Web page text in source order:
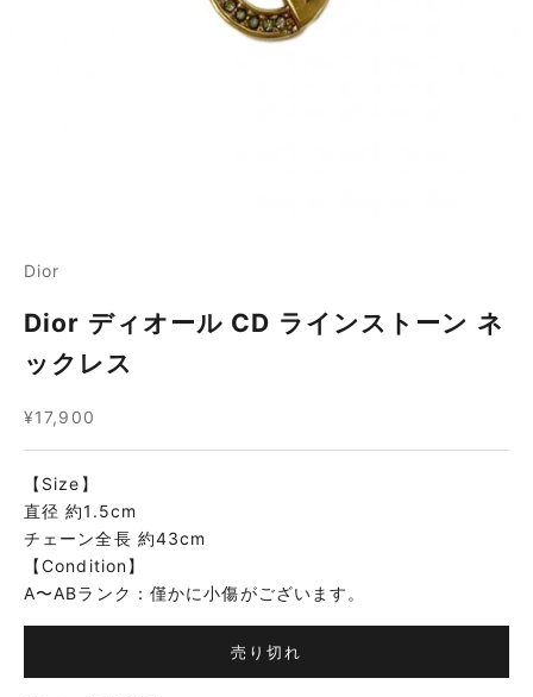
Dior
Dior ディオール CD ラインストーン ネ
ックレス
セール価格
¥17,900
【Size】
直径 約1.5cm
チェーン全長 約43cm
【Condition】
A〜ABランク：僅かに小傷がございます。
売り切れ